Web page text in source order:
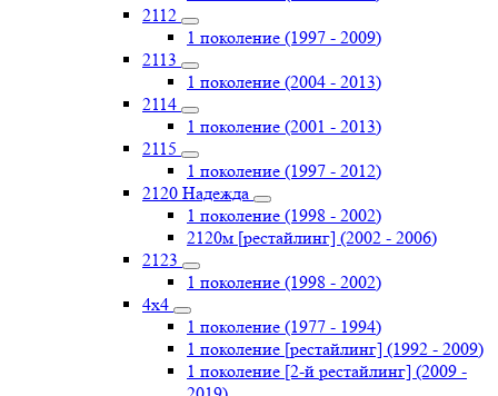
2112
1 поколение (1997 - 2009)
2113
1 поколение (2004 - 2013)
2114
1 поколение (2001 - 2013)
2115
1 поколение (1997 - 2012)
2120 Надежда
1 поколение (1998 - 2002)
2120м [рестайлинг] (2002 - 2006)
2123
1 поколение (1998 - 2002)
4х4
1 поколение (1977 - 1994)
1 поколение [рестайлинг] (1992 - 2009)
1 поколение [2-й рестайлинг] (2009 -